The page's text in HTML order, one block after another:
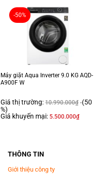
-50%
Máy giặt Aqua Inverter 9.0 KG AQD-
A900F W
Giá thị trường: 10.990.000₫ (50
%)
Giá khuyến mại: 5.500.000₫
THÔNG TIN
Giới thiệu công ty